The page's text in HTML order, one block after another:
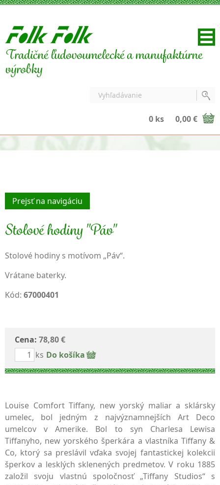
Tradičné ľudovoumelecké a manufaktúrne
výrobky
0 ks 0,00 €
Prejsť na navigáciu
Stolové hodiny "Páv"
Stolové hodiny s motívom „Páv“.
Vrátane baterky.
Kód: 67000401
Cena: 78,80 €
ks Do košíka
Louise Comfort Tiffany, new yorský maliar a sklársky
umelec, bol jedným z najvýznamnejších Art Deco
umelcov v Amerike. Bol to syn Charlesa Lewisa
Tiffanyho, new yorského šperkára a vlastníka Tiffany &
Co, ktorý sa preslávil vďaka svojej fantastickej kolekcii
šperkov a lesklých sklenených predmetov. V roku 1885
založil svoju vlastnú spoločnosť „Tiffany Studios“ s